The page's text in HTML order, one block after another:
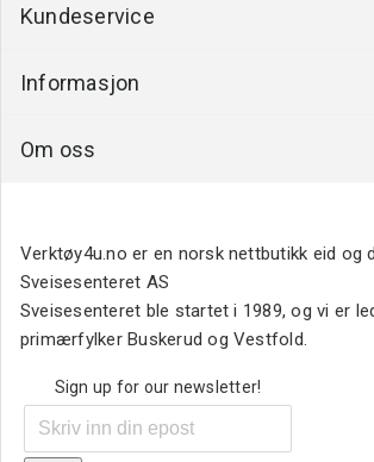
Kundeservice
Informasjon
Om oss
Verktøy4u.no er en norsk nettbutikk eid og
Sveisesenteret AS
Sveisesenteret ble startet i 1989, og vi er
primærfylker Buskerud og Vestfold.
Sign up for our newsletter!